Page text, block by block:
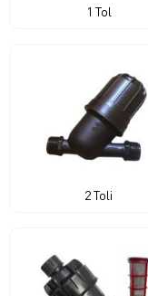
1 Tol
2 Toli